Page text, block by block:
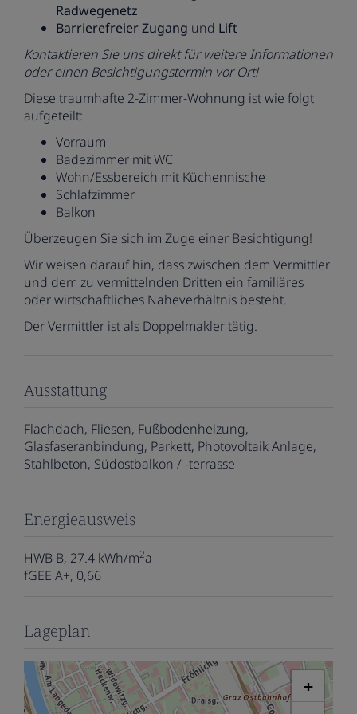
Radwegenetz
Barrierefreier Zugang und Lift
Kontaktieren Sie uns direkt für weitere Informationen
oder einen Besichtigungstermin vor Ort!
Diese traumhafte 2-Zimmer-Wohnung ist wie folgt
aufgeteilt:
Vorraum
Badezimmer mit WC
Wohn/Essbereich mit Küchennische
Schlafzimmer
Balkon
Überzeugen Sie sich im Zuge einer Besichtigung!
Wir weisen darauf hin, dass zwischen dem Vermittler
und dem zu vermittelnden Dritten ein familiäres
oder wirtschaftliches Naheverhältnis besteht.
Der Vermittler ist als Doppelmakler tätig.
Ausstattung
Flachdach Fliesen Fußbodenheizung
Glasfaseranbindung Parkett Photovoltaik Anlage
Stahlbeton Südostbalkon / -terrasse
Energieausweis
HWB B, 27.4 kWh/m2a
fGEE A+, 0,66
Lageplan
+